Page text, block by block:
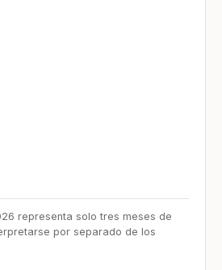
representa solo tres meses de
por separado de los